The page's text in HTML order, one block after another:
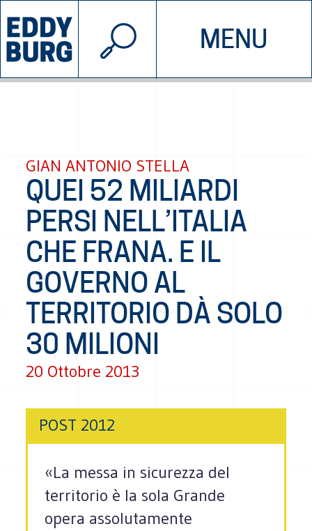
MENU
INIZIATIVE CHI SIAMO
© 2026 EDDYBURG
GIAN ANTONIO STELLA
QUEI 52 MILIARDI
PERSI NELL’ITALIA
CHE FRANA. E IL
GOVERNO AL
TERRITORIO DÀ SOLO
30 MILIONI
20 Ottobre 2013
POST 2012
«La messa in sicurezza del
territorio è la sola Grande
opera assolutamente